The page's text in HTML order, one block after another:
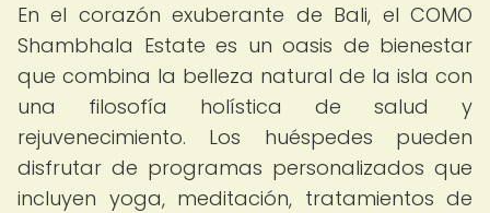
En el corazón exuberante de Bali, el COMO
Shambhala Estate es un oasis de bienestar
que combina la belleza natural de la isla con
una filosofía holística de salud y
rejuvenecimiento. Los huéspedes pueden
disfrutar de programas personalizados que
incluyen yoga, meditación, tratamientos de